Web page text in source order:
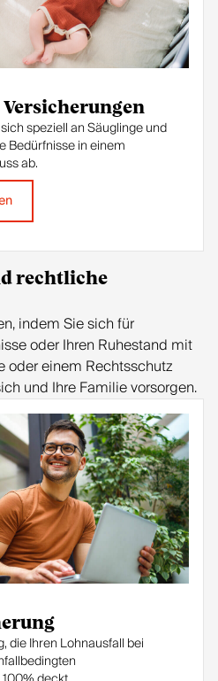
speziell an Säuglinge und
Bedürfnisse in einem
ab.
rechtliche
indem Sie sich für
oder Ihren Ruhestand mit
oder einem Rechtsschutz
und Ihre Familie vorsorgen.
die Ihren Lohnausfall bei